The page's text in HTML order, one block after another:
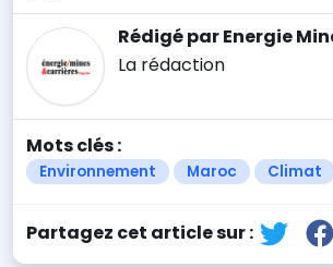
Rédigé par Energie
La rédaction
Mots clés :
Environnement Maroc Climat
Partagez cet article sur :